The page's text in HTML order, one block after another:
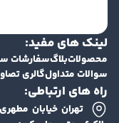
لینک های مفید:
محصولاتبلاگسفارشات
سوالات متداولگالری
راه های ارتباطی:
تهران خیابان